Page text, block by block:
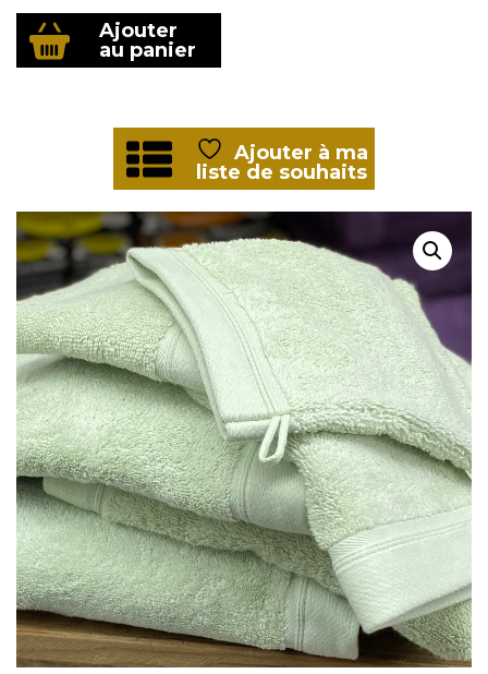
quantité
de
ENSEMBLE
Ajouter
au panier
Ajouter à ma
liste de souhaits